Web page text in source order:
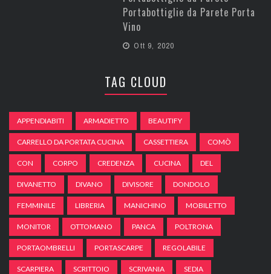
Portabottiglie da Parete Porta
Vino
Ott 9, 2020
TAG CLOUD
APPENDIABITI ARMADIETTO BEAUTIFY
CARRELLO DA PORTATA CUCINA CASSETTIERA COMÒ
CON CORPO CREDENZA CUCINA DEL
DIVANETTO DIVANO DIVISORE DONDOLO
FEMMINILE LIBRERIA MANICHINO MOBILETTO
MONITOR OTTOMANO PANCA POLTRONA
PORTAOMBRELLI PORTASCARPE REGOLABILE
SCARPIERA SCRITTOIO SCRIVANIA SEDIA